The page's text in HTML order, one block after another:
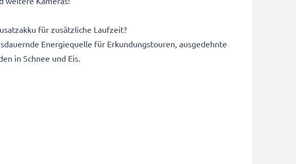
für zusätzliche Laufzeit?
Energiequelle für Erkundungstouren, ausgedehnte
in Schnee und Eis.